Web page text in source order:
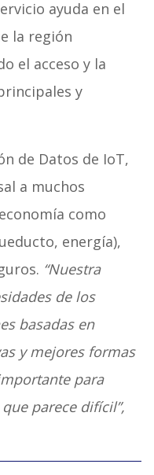
ayuda en el
la región
el acceso y la
y
de Datos de IoT,
a muchos
como
energía),
“Nuestra
de los
basadas en
y mejores formas
para
parece difícil”,